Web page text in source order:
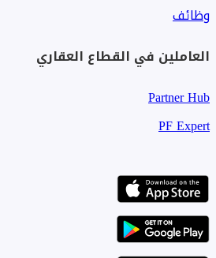
وظائف
العاملين في القطاع العقاري
Partner Hub
PF Expert